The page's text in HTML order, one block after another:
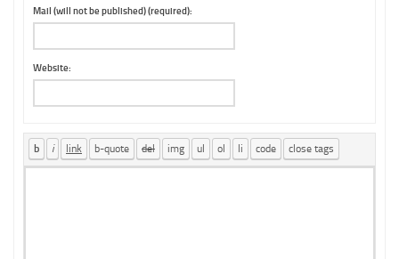
Mail (will not be published) (required):
Website: